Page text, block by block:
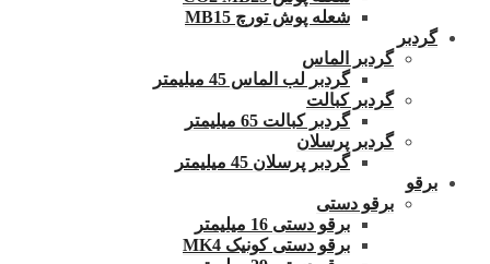
شعله پوش تورچ MB15
گردبر
گردبر الماس
گردبر لب الماس 45 میلیمتر
گردبر کبالت
گردبر کبالت 65 میلیمتر
گردبر پرسلان
گردبر پرسلان 45 میلیمتر
برقو
برقو دستی
برقو دستی 16 میلیمتر
برقو دستی کونیک MK4